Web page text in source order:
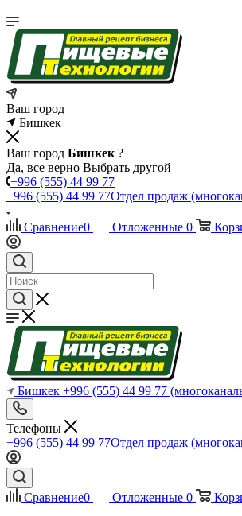
Ваш город
Бишкек
Ваш город Бишкек ?
Да, все верно Выбрать другой
+996 (555) 44 99 77
+996 (555) 44 99 77Отдел продаж
Сравнение0 Отложенные 0
Бишкек +996 (555) 44 99 77
Телефоны
+996 (555) 44 99 77Отдел продаж
Сравнение0 Отложенные 0